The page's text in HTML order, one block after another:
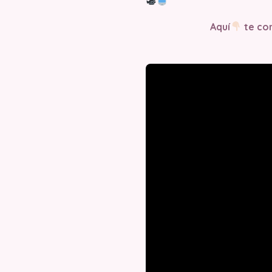
Aquí te